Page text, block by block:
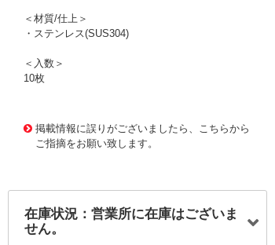
＜材質/仕上＞
・ステンレス(SUS304)
＜入数＞
10枚
掲載情報に誤りがございましたら、こちらから
ご指摘をお願い致します。
在庫状況：営業所に在庫はございま
せん。